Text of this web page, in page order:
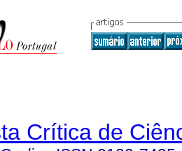
Crítica de